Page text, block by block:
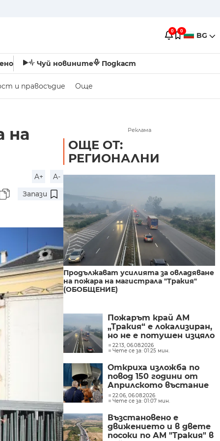
0 0 BG
Чуй новините Подкаст
и правосъдие Още
на
A+
A-
Запази
Реклама
ОЩЕ ОТ:
РЕГИОНАЛНИ
Продължават усилията за овладяване
на пожара на магистрала "Тракия"
(ОБОБЩЕНИЕ)
Пожарът край АМ
„Тракия“ е локализиран,
но не е потушен изцяло
22:13, 06.08.2026
Чете се за: 01:25 мин.
Откриха изложба по
повод 150 години от
Априлското въстание
в Обсерваторията в
Рожен
22:06, 06.08.2026
Чете се за: 01:07 мин.
Възстановено е
движението и в двете
посоки по АМ "Тракия" в